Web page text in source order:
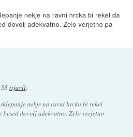
nekje na ravni hrcka bi rekel da
dovolj adekvatno. Zelo verjetno pa
izjavil:
nekje na ravni hrcka bi rekel
besed dovolj adekvatno. Zelo verjetno